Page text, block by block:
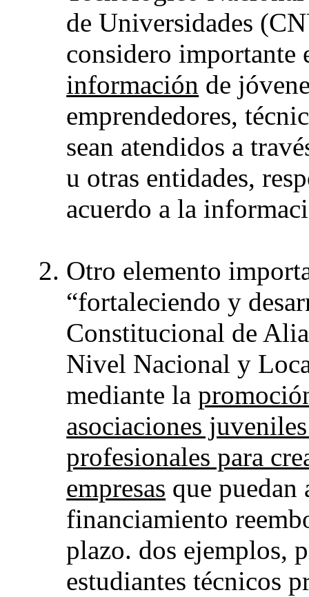
de Universidades
considero importante
información de
emprendedores,
sean atendidos a
u otras entidades,
acuerdo a la
Otro elemento
“fortaleciendo y
Constitucional de
Nivel Nacional y
mediante la
asociaciones
profesionales para
empresas que puedan
financiamiento
plazo. dos ejemplos,
estudiantes técnicos